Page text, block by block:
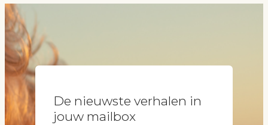
De nieuwste verhalen in
jouw mailbox